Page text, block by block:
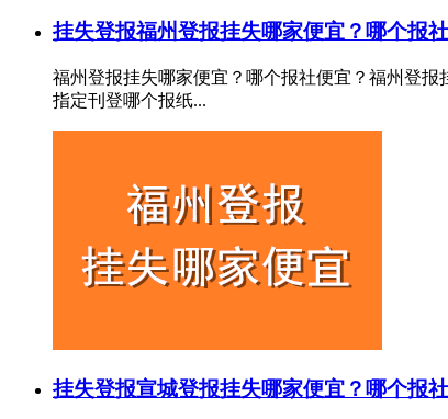
挂失登报福州登报挂失哪家便宜？哪个报
福州登报挂失哪家便宜？哪个报社便宜？福州登
指定刊登哪个报纸...
挂失登报宣城登报挂失哪家便宜？哪个报